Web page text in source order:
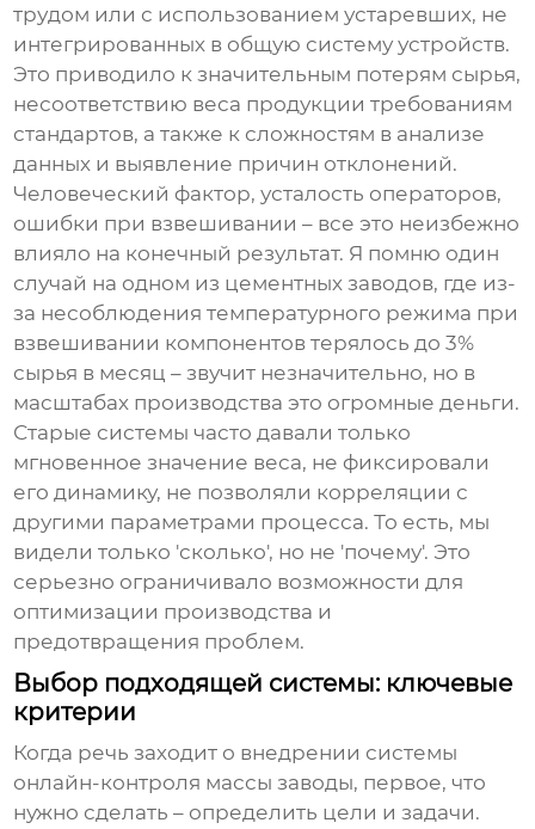
трудом или с использованием устаревших, не
интегрированных в общую систему устройств.
Это приводило к значительным потерям сырья,
несоответствию веса продукции требованиям
стандартов, а также к сложностям в анализе
данных и выявление причин отклонений.
Человеческий фактор, усталость операторов,
ошибки при взвешивании – все это неизбежно
влияло на конечный результат. Я помню один
случай на одном из цементных заводов, где из-
за несоблюдения температурного режима при
взвешивании компонентов терялось до 3%
сырья в месяц – звучит незначительно, но в
масштабах производства это огромные деньги.
Старые системы часто давали только
мгновенное значение веса, не фиксировали
его динамику, не позволяли корреляции с
другими параметрами процесса. То есть, мы
видели только 'сколько', но не 'почему'. Это
серьезно ограничивало возможности для
оптимизации производства и
предотвращения проблем.
Выбор подходящей системы: ключевые
критерии
Когда речь заходит о внедрении системы
онлайн-контроля массы заводы, первое, что
нужно сделать – определить цели и задачи.